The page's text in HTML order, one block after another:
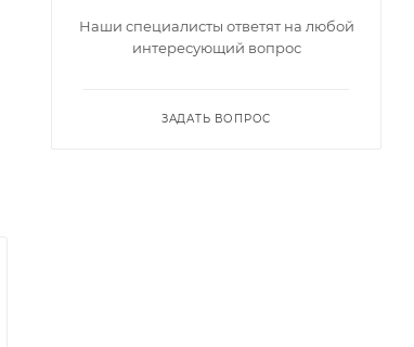
Наши специалисты ответят на любой
интересующий вопрос
ЗАДАТЬ ВОПРОС